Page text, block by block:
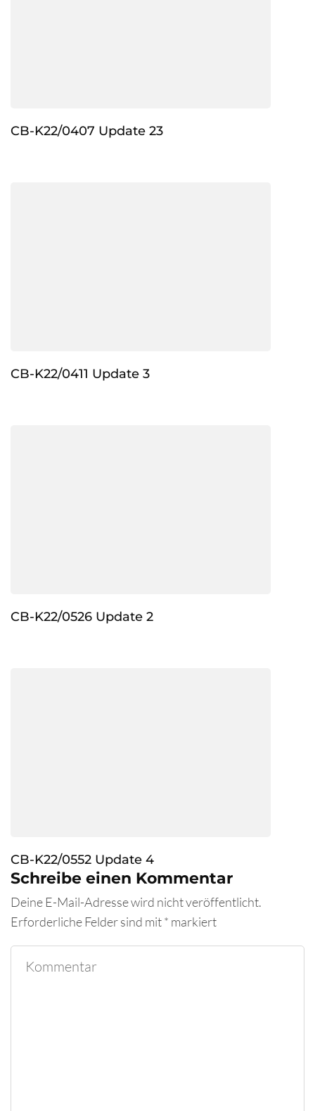
CB-K22/0407 Update 23
CB-K22/0411 Update 3
CB-K22/0526 Update 2
CB-K22/0552 Update 4
Schreibe einen Kommentar
Deine E-Mail-Adresse wird nicht veröffentlicht.
Erforderliche Felder sind mit* markiert